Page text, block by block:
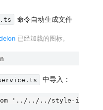
命令自动生成文件
已经加载的图标。
中导入：
from '../../../style-icons-